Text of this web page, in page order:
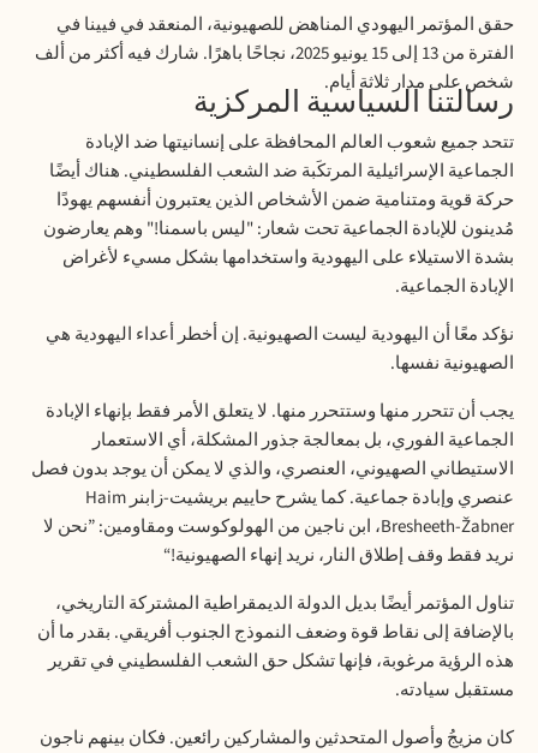
حقق المؤتمر اليهودي المناهض للصهيونية، المنعقد في فيينا في
الفترة من 13 إلى 15 يونيو 2025، نجاحًا باهرًا. شارك فيه أكثر من ألف
شخص على مدار ثلاثة أيام.
رسالتنا السياسية المركزية
تتحد جميع شعوب العالم المحافظة على إنسانيتها ضد الإبادة
الجماعية الإسرائيلية المرتكَبة ضد الشعب الفلسطيني. هناك أيضًا
حركة قوية ومتنامية ضمن الأشخاص الذين يعتبرون أنفسهم يهودًا
مُدينون للإبادة الجماعية تحت شعار: "ليس باسمنا!" وهم يعارضون
بشدة الاستيلاء على اليهودية واستخدامها بشكل مسيء لأغراض
الإبادة الجماعية.
نؤكد معًا أن اليهودية ليست الصهيونية. إن أخطر أعداء اليهودية هي
الصهيونية نفسها.
يجب أن تتحرر منها وستتحرر منها. لا يتعلق الأمر فقط بإنهاء الإبادة
الجماعية الفوري، بل بمعالجة جذور المشكلة، أي الاستعمار
الاستيطاني الصهيوني، العنصري، والذي لا يمكن أن يوجد بدون فصل
عنصري وإبادة جماعية. كما يشرح حاييم بريشيت-زابنر Haim
Bresheeth-Žabner، ابن ناجين من الهولوكوست ومقاومين: ”نحن لا
نريد فقط وقف إطلاق النار، نريدإنهاء الصهيونية!“
تناول المؤتمر أيضًا بديل الدولة الديمقراطية المشتركة التاريخي،
بالإضافة إلى نقاط قوة وضعف النموذج الجنوب أفريقي. بقدر ما أن
هذه الرؤية مرغوبة، فإنها تشكل حق الشعب الفلسطيني في تقرير
مستقبل سيادته.
كان مزيجُ وأصول المتحدثين والمشاركين رائعين. فكان بينهم ناجون